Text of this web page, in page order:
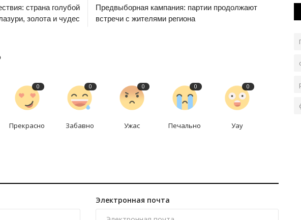
страна голубой
золота и чудес
Предвыборная кампания: партии продолжают
встречи с жителями региона
0
Прекрасно
0
Забавно
0
Ужас
0
Печально
0
Уау
Электронная почта